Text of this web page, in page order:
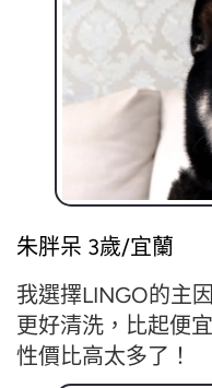
朱胖呆 3歲/宜蘭
我選擇LINGO的主
更好清洗，比起便
性價比高太多了！